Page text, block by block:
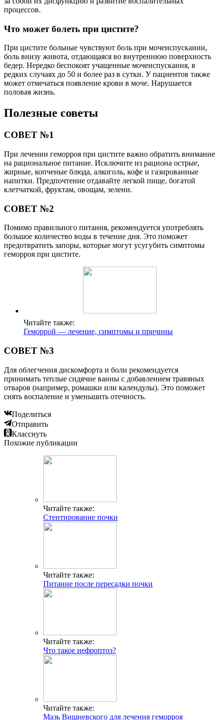
процессов.
Что может болеть при цистите?
При цистите больные чувствуют боль при мочеиспускании,
боль внизу живота, отдающаяся во внутреннюю поверхность
бедер. Нередко беспокоят учащенные мочеиспускания, в
редких случаях до 50 и более раз в сутки. У пациентов также
может отмечаться появление крови в моче. Нарушается
половая жизнь.
Полезные советы
СОВЕТ №1
При лечении геморроя при цистите важно обратить внимание
на рациональное питание. Исключите из рациона острые,
жирные, копченые блюда, алкоголь, кофе и газированные
напитки. Предпочтение отдавайте легкой пище, богатой
клетчаткой, фруктам, овощам, зелени.
СОВЕТ №2
Помимо правильного питания, рекомендуется употреблять
большое количество воды в течение дня. Это поможет
предотвратить запоры, которые могут усугубить симптомы
геморроя при цистите.
Читайте также:
Геморрой — лечение, симптомы и причины
СОВЕТ №3
Для облегчения дискомфорта и боли рекомендуется
принимать теплые сидячие ванны с добавлением травяных
отваров (например, ромашки или календулы). Это поможет
снять воспаление и уменьшить отечность.
Поделиться
Отправить
Класснуть
Похожие публикации
Читайте также:
Стентирование почки
Читайте также:
Питание после пересадки почки
Читайте также:
Что такое нефроптоз?
Читайте также:
Мазь Вишневского для лечения геморроя